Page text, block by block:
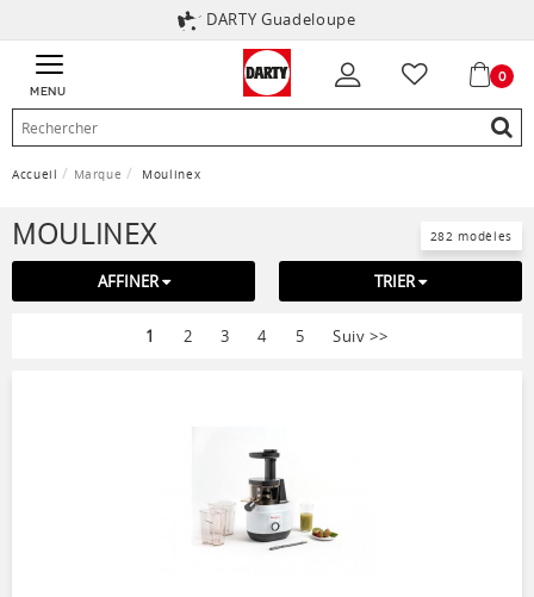
DARTY Guadeloupe
MENU
0
Accueil Marque Moulinex
MOULINEX 282 modèles
AFFINER TRIER
1 2 3 4 5 Suiv >>